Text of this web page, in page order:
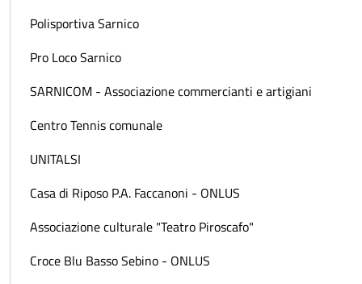
Polisportiva Sarnico
Pro Loco Sarnico
SARNICOM - Associazione commercianti e artigiani
Centro Tennis comunale
UNITALSI
Casa di Riposo P.A. Faccanoni - ONLUS
Associazione culturale "Teatro Piroscafo"
Croce Blu Basso Sebino - ONLUS